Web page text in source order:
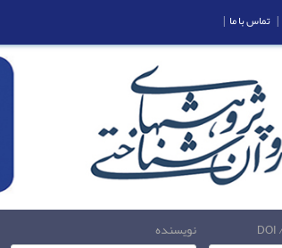
نویسنده
| تماس با ما |